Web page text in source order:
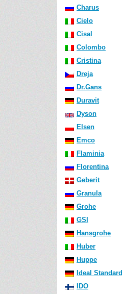
Charus
Cielo
Cisal
Colombo
Cristina
Dreja
Dr.Gans
Duravit
Dyson
Elsen
Emco
Flaminia
Florentina
Geberit
Granula
Grohe
GSI
Hansgrohe
Huber
Huppe
Ideal Standard
IDO